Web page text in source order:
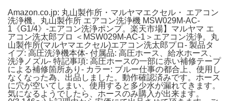
Amazon.co.jp: 丸山製作所・マルヤマエクセル・ エアコン
洗浄機。丸山製作所 エアコン洗浄機 MSW029M-AC-
1《G1/4》-エアコン洗浄ポンプ。楽天市場】マルヤマ エ
アコン洗太郎プロ ＜MSW029M-AC-1＞エアコン洗浄。丸
山製作所(マルヤマエクセル)エアコン洗太郎プロ- 製品タ
イプ: 高圧洗浄機本体- 付属品: 高圧ホース、給水ホース、
洗浄ノズル- 特記事項: 高圧ホースの一部に赤い補修テープ
による補修箇所あり- カラー: ブルー仕事の都合上、使用し
なくなった為、出品しました。動作確認済みです。ホース
に穴が空いてしまい、使用すると多少水が漏れてきます。
気になるようでしたら、ホースのみ購入が出来ます。